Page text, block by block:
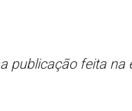
publicação feita na